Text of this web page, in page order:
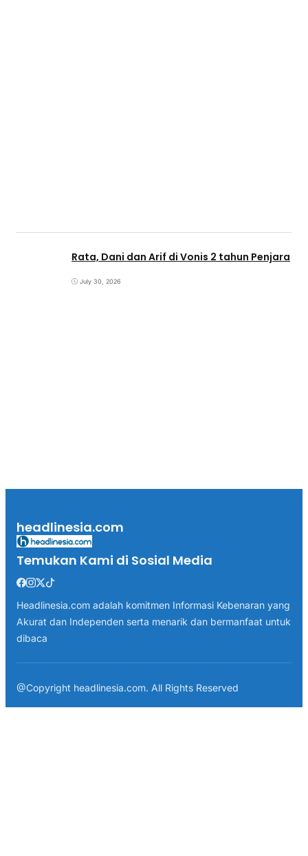
Rata, Dani dan Arif di Vonis 2 tahun Penjara
July 30, 2026
headlinesia.com
Temukan Kami di Sosial Media
Headlinesia.com adalah komitmen Informasi Kebenaran yang
Akurat dan Independen serta menarik dan bermanfaat untuk
dibaca
@Copyright headlinesia.com. All Rights Reserved